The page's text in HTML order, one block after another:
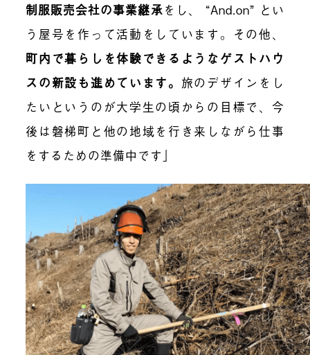
制服販売会社の事業継承をし、 “And.on” とい
う屋号を作って活動をしています。その他、
町内で暮らしを体験できるようなゲストハウ
スの新設も進めています。 旅のデザインをし
たいというのが大学生の頃からの目標で、今
後は磐梯町と他の地域を行き来しながら仕事
をするための準備中です」